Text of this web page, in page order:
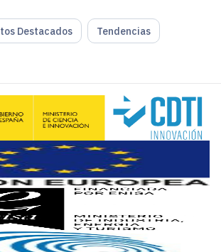
de ZEUS en la Marina de València han
, que “nos encontramos en
con la plataforma de
Peñadestaca que “es importante
Destacados Tendencias